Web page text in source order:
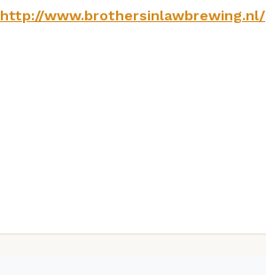
http://www.brothersinlawbrewing.nl/